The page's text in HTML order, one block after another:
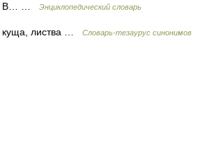
В… …
Энциклопедический словарь
листва …
Словарь-тезаурус синонимов